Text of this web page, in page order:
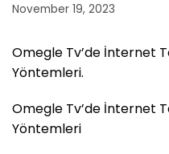
November 19, 2023
Omegle Tv’de İnternet
Yöntemleri.
Omegle Tv’de İnternet
Yöntemleri